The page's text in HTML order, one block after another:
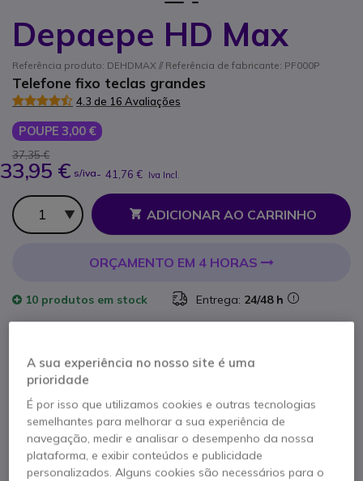
Depaepe HD Max
Referência produto: DEHDMAX // Referência de fabricante: PF000P
Telefone fixo teclas grandes
4.3 de 16 Avaliações
POUPE 3,00 €
37,35 €
33,95 € s/iva- 41,76 € Iva Incl.
Qtd
ADICIONAR AO CARRINHO
ORÇAMENTO EM 4 HORAS
10 produtos em stock Entrega: 24/48 h
Características principais
Saltar para o início da Galeria de imagens
A sua experiência no nosso site é uma
prioridade
É por isso que utilizamos cookies e outras tecnologias
semelhantes para melhorar a sua experiência de
navegação, medir e analisar o desempenho da nossa
plataforma, e exibir conteúdos e publicidade
personalizados. Alguns cookies são necessários para o